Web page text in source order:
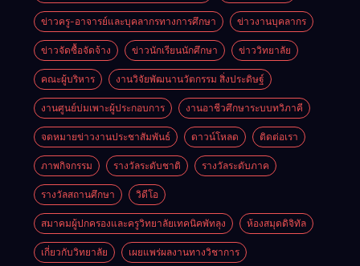
ข่าวครู-อาจารย์และบุคลากรทางการศึกษา ข่าวงานบุคลากร
ข่าวจัดซื้อจัดจ้าง ข่าวนักเรียนนักศึกษา ข่าววิทยาลัย
คณะผู้บริหาร งานวิจัยพัฒนานวัตกรรม สิ่งประดิษฐ์
งานศูนย์บ่มเพาะผู้ประกอบการ งานอาชีวศึกษาระบบทวิภาคี
จดหมายข่าวงานประชาสัมพันธ์ ดาวน์โหลด ติดต่อเรา
ภาพกิจกรรม รางวัลระดับชาติ รางวัลระดับภาค
รางวัลสถานศึกษา วิดีโอ
สมาคมผู้ปกครองและครูวิทยาลัยเทคนิคพัทลุง ห้องสมุดดิจิทัล
เกี่ยวกับวิทยาลัย เผยแพร่ผลงานทางวิชาการ